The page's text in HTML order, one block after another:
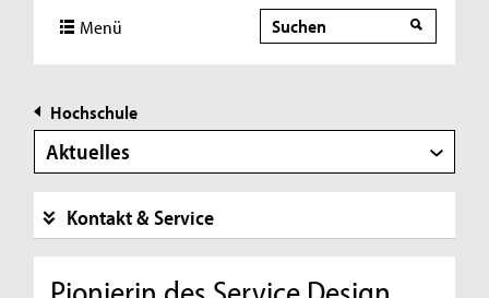
Menü Suche
Hochschule
Aktuelles
Kontakt & Service